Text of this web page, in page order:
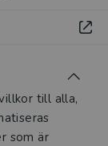
till alla,
som är